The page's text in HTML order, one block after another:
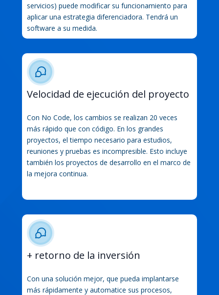
servicios) puede modificar su funcionamiento para
aplicar una estrategia diferenciadora. Tendrá un
software a su medida.
Velocidad de ejecución del proyecto
Con No Code, los cambios se realizan 20 veces
más rápido que con código. En los grandes
proyectos, el tiempo necesario para estudios,
reuniones y pruebas es incompresible. Esto incluye
también los proyectos de desarrollo en el marco de
la mejora continua.
+ retorno de la inversión
Con una solución mejor, que pueda implantarse
más rápidamente y automatice sus procesos,